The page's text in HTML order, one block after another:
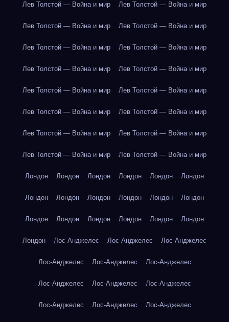
Лев Толстой — Война и мир Лев Толстой — Война и мир
Лев Толстой — Война и мир Лев Толстой — Война и мир
Лев Толстой — Война и мир Лев Толстой — Война и мир
Лев Толстой — Война и мир Лев Толстой — Война и мир
Лев Толстой — Война и мир Лев Толстой — Война и мир
Лев Толстой — Война и мир Лев Толстой — Война и мир
Лев Толстой — Война и мир Лев Толстой — Война и мир
Лев Толстой — Война и мир Лев Толстой — Война и мир
Лондон Лондон Лондон Лондон Лондон Лондон
Лондон Лондон Лондон Лондон Лондон Лондон
Лондон Лондон Лондон Лондон Лондон Лондон
Лондон Лос-Анджелес Лос-Анджелес Лос-Анджелес
Лос-Анджелес Лос-Анджелес Лос-Анджелес
Лос-Анджелес Лос-Анджелес Лос-Анджелес
Лос-Анджелес Лос-Анджелес Лос-Анджелес